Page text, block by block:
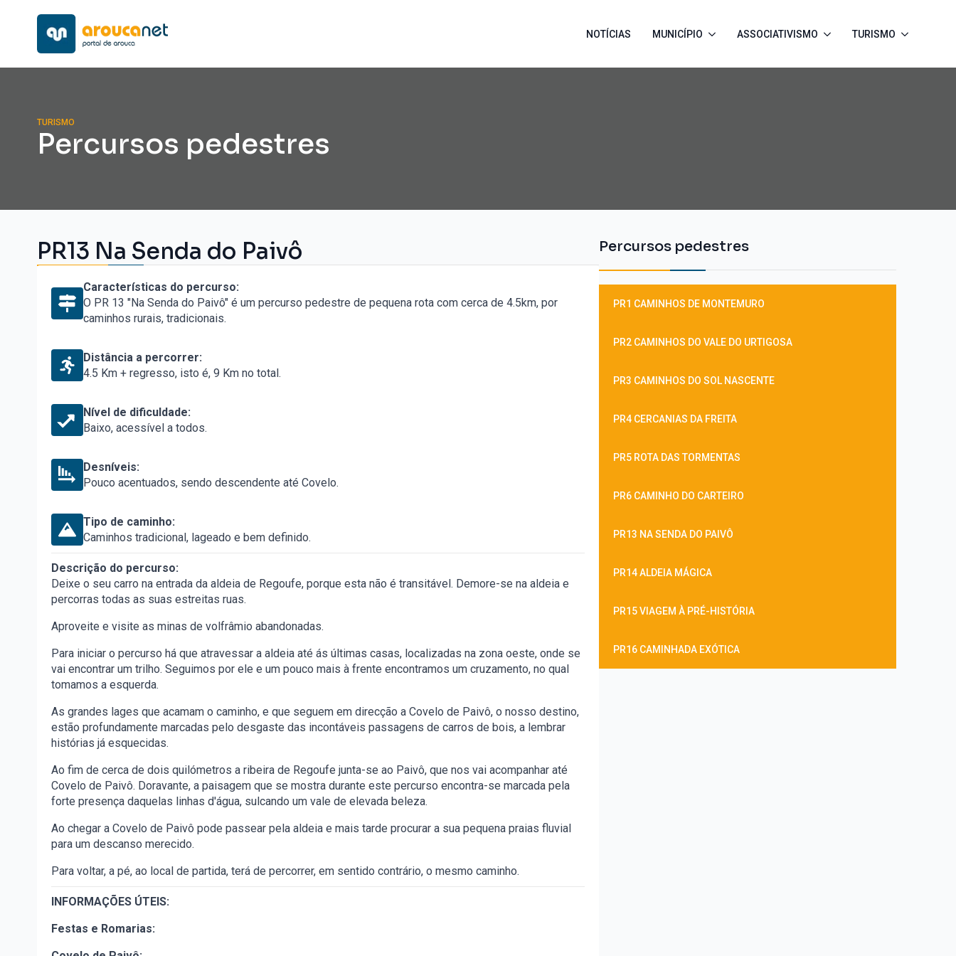
NOTÍCIAS MUNICÍPIO ASSOCIATIVISMO TURISMO
TURISMO
Percursos pedestres
PR13 Na Senda do Paivô
Características do percurso:
O PR 13 "Na Senda do Paivô" é um percurso pedestre de pequena rota com cerca de 4.5km, por
caminhos rurais, tradicionais.
Distância a percorrer:
4.5 Km + regresso, isto é, 9 Km no total.
Nível de dificuldade:
Baixo, acessível a todos.
Desníveis:
Pouco acentuados, sendo descendente até Covelo.
Tipo de caminho:
Caminhos tradicional, lageado e bem definido.
Descrição do percurso:
Deixe o seu carro na entrada da aldeia de Regoufe, porque esta não é transitável. Demore-se na aldeia e
percorras todas as suas estreitas ruas.
Aproveite e visite as minas de volfrâmio abandonadas.
Para iniciar o percurso há que atravessar a aldeia até ás últimas casas, localizadas na zona oeste, onde se
vai encontrar um trilho. Seguimos por ele e um pouco mais à frente encontramos um cruzamento, no qual
tomamos a esquerda.
As grandes lages que acamam o caminho, e que seguem em direcção a Covelo de Paivô, o nosso destino,
estão profundamente marcadas pelo desgaste das incontáveis passagens de carros de bois, a lembrar
histórias já esquecidas.
Ao fim de cerca de dois quilómetros a ribeira de Regoufe junta-se ao Paivô, que nos vai acompanhar até
Covelo de Paivô. Doravante, a paisagem que se mostra durante este percurso encontra-se marcada pela
forte presença daquelas linhas d'água, sulcando um vale de elevada beleza.
Ao chegar a Covelo de Paivô pode passear pela aldeia e mais tarde procurar a sua pequena praias fluvial
para um descanso merecido.
Para voltar, a pé, ao local de partida, terá de percorrer, em sentido contrário, o mesmo caminho.
INFORMAÇÕES ÚTEIS:
Festas e Romarias:
Percursos pedestres
PR1 CAMINHOS DE MONTEMURO
PR2 CAMINHOS DO VALE DO URTIGOSA
PR3 CAMINHOS DO SOL NASCENTE
PR4 CERCANIAS DA FREITA
PR5 ROTA DAS TORMENTAS
PR6 CAMINHO DO CARTEIRO
PR13 NA SENDA DO PAIVÔ
PR14 ALDEIA MÁGICA
PR15 VIAGEM À PRÉ-HISTÓRIA
PR16 CAMINHADA EXÓTICA